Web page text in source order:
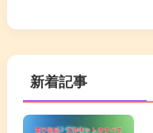
新着記事